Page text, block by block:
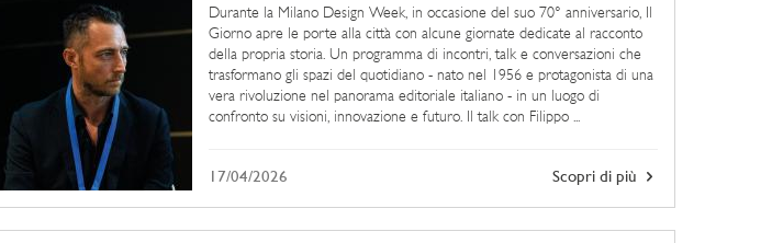
Durante la Milano Design Week, in occasione del suo 70° anniversario, Il
Giorno apre le porte alla città con alcune giornate dedicate al racconto
della propria storia. Un programma di incontri, talk e conversazioni che
trasformano gli spazi del quotidiano - nato nel 1956 e protagonista di una
vera rivoluzione nel panorama editoriale italiano - in un luogo di
confronto su visioni, innovazione e futuro. Il talk con Filippo ...
Scopri di più
17/04/2026